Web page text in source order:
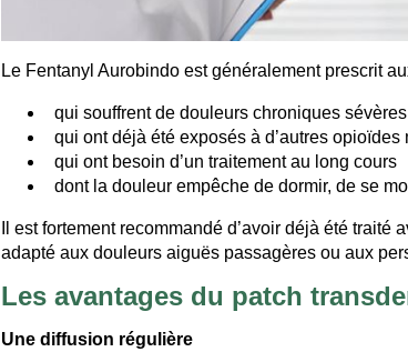
Le Fentanyl Aurobindo est généralement prescrit
qui souffrent de douleurs chroniques sévères
qui ont déjà été exposés à d’autres
qui ont besoin d’un traitement au long cours
dont la douleur empêche de dormir, de se
Il est fortement recommandé d’avoir déjà été
adapté aux douleurs aiguës passagères ou aux
Les avantages du patch
Une diffusion régulière